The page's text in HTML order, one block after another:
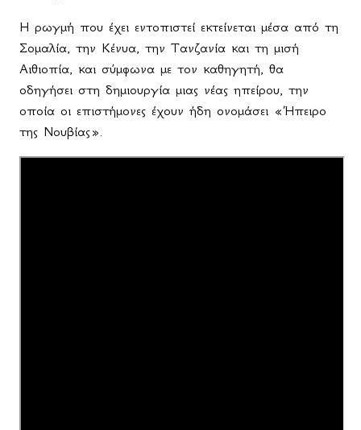
Η ρωγμή που έχει εντοπιστεί εκτείνεται μέσα από τη
Σομαλία, την Κένυα, την Τανζανία και τη μισή
Αιθιοπία, και σύμφωνα με τον καθηγητή, θα
οδηγήσει στη δημιουργία μιας νέας ηπείρου, την
οποία οι επιστήμονες έχουν ήδη ονομάσει «Ήπειρο
της Νουβίας».